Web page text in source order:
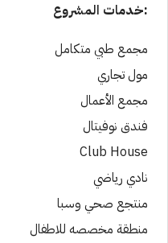
:خدمات المشروع
مجمع طبي متكامل
مول تجاري
مجمع الأعمال
فندق نوفيتال
Club House
نادي رياضي
منتجع صحي وسبا
منطقة مخصصه للاطفال